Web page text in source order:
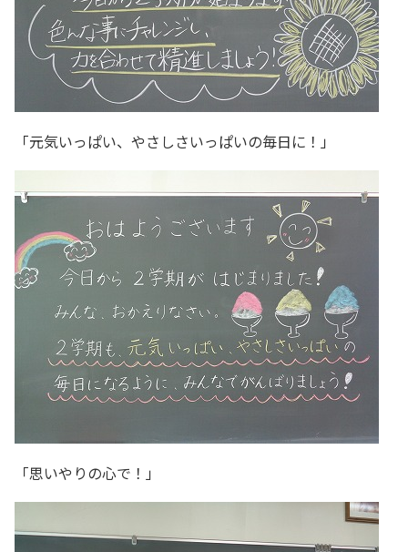
「元気いっぱい、やさしさいっぱいの毎日に！」
「思いやりの心で！」